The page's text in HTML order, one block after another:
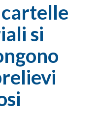
cartelle
si